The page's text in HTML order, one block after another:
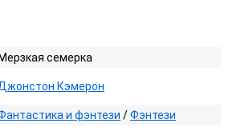
Мерзкая семерка
Кэмерон
и фэнтези /Фэнтези